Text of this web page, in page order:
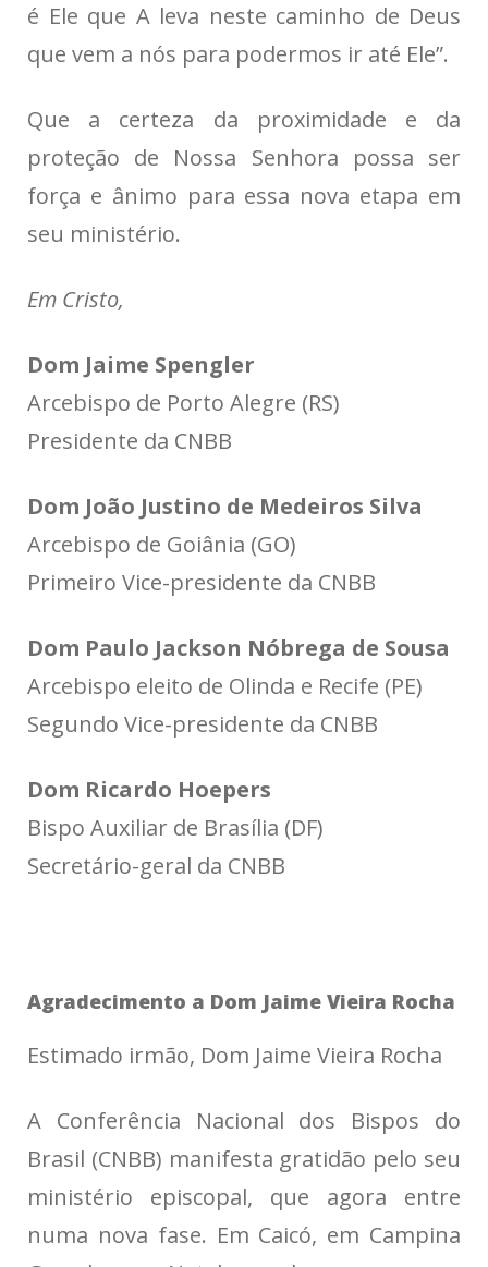
é Ele que A leva neste caminho de Deus
que vem a nós para podermos ir até Ele”.
Que a certeza da proximidade e da
proteção de Nossa Senhora possa ser
força e ânimo para essa nova etapa em
seu ministério.
Em Cristo,
Dom Jaime Spengler
Arcebispo de Porto Alegre (RS)
Presidente da CNBB
Dom João Justino de Medeiros Silva
Arcebispo de Goiânia (GO)
Primeiro Vice-presidente da CNBB
Dom Paulo Jackson Nóbrega de Sousa
Arcebispo eleito de Olinda e Recife (PE)
Segundo Vice-presidente da CNBB
Dom Ricardo Hoepers
Bispo Auxiliar de Brasília (DF)
Secretário-geral da CNBB
Agradecimento a Dom Jaime Vieira Rocha
Estimado irmão, Dom Jaime Vieira Rocha
A Conferência Nacional dos Bispos do
Brasil (CNBB) manifesta gratidão pelo seu
ministério episcopal, que agora entre
numa nova fase. Em Caicó, em Campina